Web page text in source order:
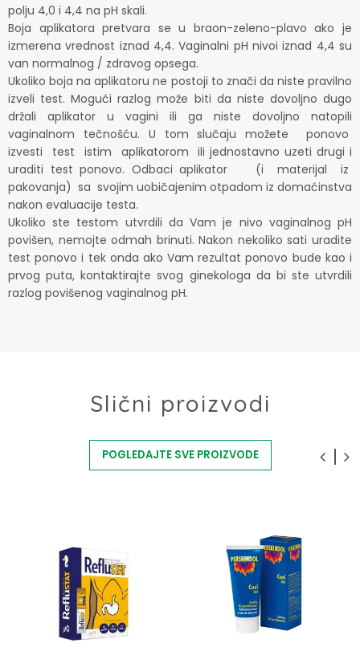
polju 4,0 i 4,4 na pH skali.
Boja aplikatora pretvara se u braon-zeleno-plavo ako je
izmerena vrednost iznad 4,4. Vaginalni pH nivoi iznad 4,4 su
van normalnog / zdravog opsega.
Ukoliko boja na aplikatoru ne postoji to znači da niste pravilno
izveli test. Mogući razlog može biti da niste dovoljno dugo
držali aplikator u vagini ili ga niste dovoljno natopili
vaginalnom tečnošću. U tom slučaju možete ponovo
izvesti test istim aplikatorom ili jednostavno uzeti drugi i
uraditi test ponovo. Odbaci aplikator (i materijal iz
pakovanja) sa svojim uobičajenim otpadom iz domaćinstva
nakon evaluacije testa.
Ukoliko ste testom utvrdili da Vam je nivo vaginalnog pH
povišen, nemojte odmah brinuti. Nakon nekoliko sati uradite
test ponovo i tek onda ako Vam rezultat ponovo bude kao i
prvog puta, kontaktirajte svog ginekologa da bi ste utvrdili
razlog povišenog vaginalnog pH.
Slični proizvodi
POGLEDAJTE SVE PROIZVODE